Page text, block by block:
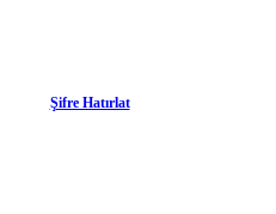
Şifre Hatırlat